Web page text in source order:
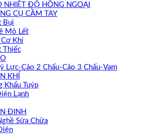
NHIỆT ĐỘ HỒNG NGOẠI
CỤ CẦM TAY
Bụi
Mỏ Lết
Khí
Thiếc
Lực-Cảo 2 Chấu-Cảo 3 Chấu-Vam
KHÍ
Khẩu Tuýp
Lạnh
ĐINH
Sửa Chữa